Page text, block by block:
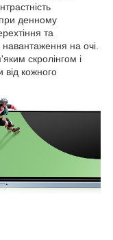
при денному
та
навантаження на очі.
скролінгом і
кожного